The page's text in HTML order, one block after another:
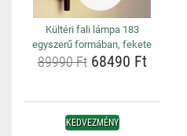
Kültéri fali lámpa 183
egyszerű formában, fekete
89990 Ft68490 Ft
KEDVEZMÉNY